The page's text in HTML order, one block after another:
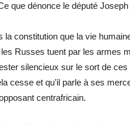
que dénonce le député
la constitution que la vie
les Russes tuent par les armes
silencieux sur le sort de
cesse et qu’il parle à ses
centrafricain.